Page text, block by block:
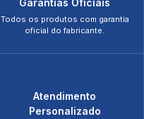
Todos os produtos com garantia
oficial do fabricante.
Atendimento
Personalizado